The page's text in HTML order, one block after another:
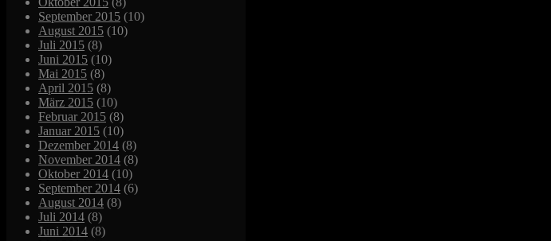
September 2015 (10)
August 2015 (10)
Juli 2015 (8)
Juni 2015 (10)
Mai 2015 (8)
April 2015 (8)
März 2015 (10)
Februar 2015 (8)
Januar 2015 (10)
Dezember 2014 (8)
November 2014 (8)
Oktober 2014 (10)
September 2014 (6)
August 2014 (8)
Juli 2014 (8)
Juni 2014 (8)